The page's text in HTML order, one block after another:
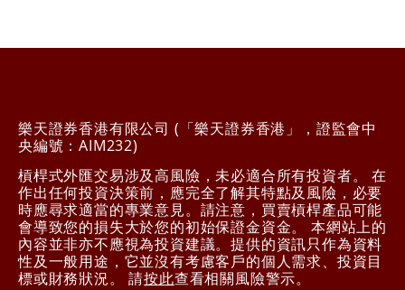
樂天證券香港有限公司 (「樂天證券香港」，證監會中
央編號：AIM232)
槓桿式外匯交易涉及高風險，未必適合所有投資者。 在
作出任何投資決策前，應完全了解其特點及風險，必要
時應尋求適當的專業意見。請注意，買賣槓桿產品可能
會導致您的損失大於您的初始保證金資金。 本網站上的
內容並非亦不應視為投資建議。提供的資訊只作為資料
性及一般用途，它並沒有考慮客戶的個人需求、投資目
標或財務狀況。 請按此查看相關風險警示。